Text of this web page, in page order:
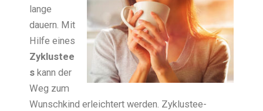
lange
dauern. Mit
Hilfe eines
Zyklustee
s kann der
Weg zum
Wunschkind erleichtert werden. Zyklustee-